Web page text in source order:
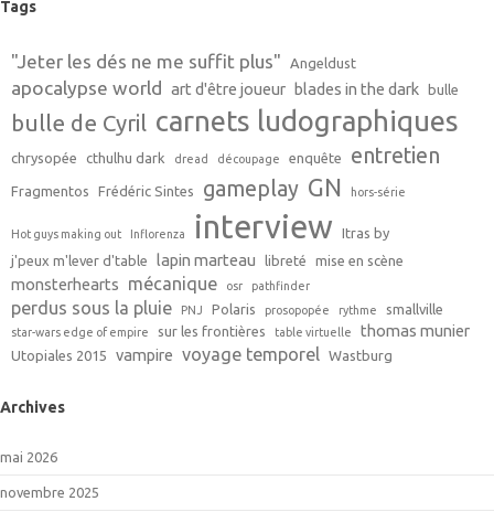
Tags
"Jeter les dés ne me suffit plus" Angeldust
apocalypse world art d'être joueur blades in the dark bulle
bulle de Cyril carnets ludographiques
chrysopée cthulhu dark dread découpage enquête entretien
Fragmentos Frédéric Sintes gameplay GN hors-série
Hot guys making out Inflorenza interview
Itras by
j'peux m'lever d'table
lapin marteau libreté mise en scène
monsterhearts mécanique osr pathfinder
perdus sous la pluie PNJ Polaris prosopopée rythme smallville
star-wars edge of empire sur les frontières table virtuelle thomas munier
Utopiales 2015 vampire voyage temporel Wastburg
Archives
mai 2026
novembre 2025